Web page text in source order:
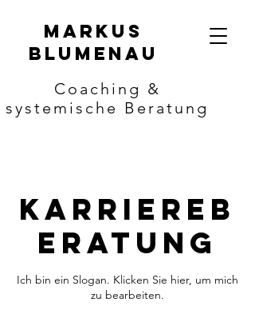
Markus
Blumenau
Coaching &
systemische Beratung
Karriereb
eratung
Ich bin ein Slogan. Klicken Sie hier, um mich
zu bearbeiten.